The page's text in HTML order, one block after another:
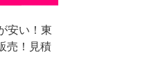
安い！東
売！見積